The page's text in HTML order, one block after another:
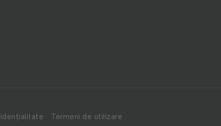
Termeni de utilizare